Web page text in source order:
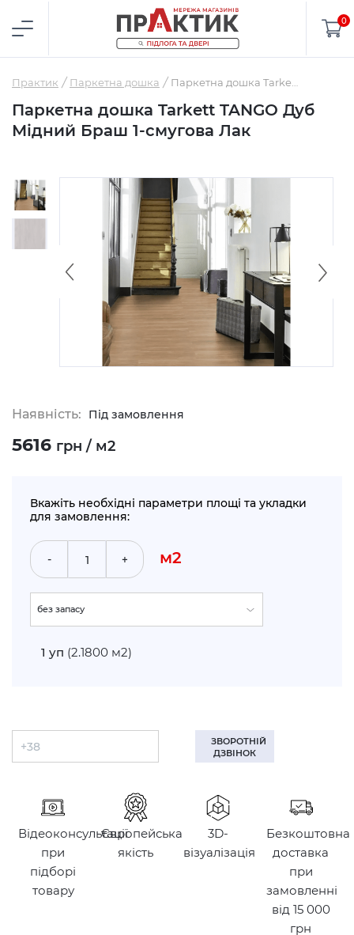
0
Практик Паркетна дошка
Паркетна дошка Tarkett TANGO Дуб
Мідний Браш 1-смугова Лак
Наявність: Під замовлення
5616 грн / м2
Вкажіть необхідні параметри площі та укладки
для замовлення:
- + м2
без запасу
1 уп (2.1800 м2)
ЗВОРОТНІЙ
ДЗВІНОК
Відеоконсультації
при
підборі
товару
Європейська
якість
3D-
візуалізація
Безкоштовна
доставка
при
замовленні
від 15 000
грн